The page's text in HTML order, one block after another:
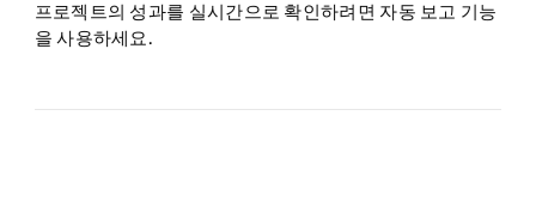
프로젝트의 성과를 실시간으로 확인하려면 자동 보고 기능
을 사용하세요.